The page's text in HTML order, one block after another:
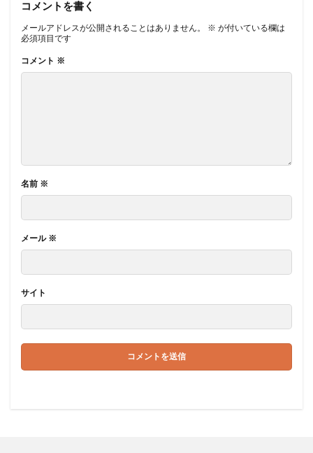
コメントを書く
メールアドレスが公開されることはありません。 ※ が付いている欄は
必須項目です
コメント ※
名前 ※
メール ※
サイト